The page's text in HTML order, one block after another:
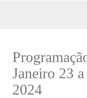
Janeiro 23
2024